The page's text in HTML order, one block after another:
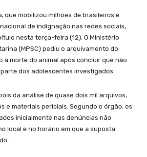
que mobilizou milhões de brasileiros e
de indignação nas redes sociais,
nesta terça-feira (12). O Ministério
(MPSC) pediu o arquivamento do
à morte do animal após concluir que não
dos adolescentes investigados.
da análise de quase dois mil arquivos,
e materiais periciais. Segundo o órgão, os
inicialmente nas denúncias não
local e no horário em que a suposta